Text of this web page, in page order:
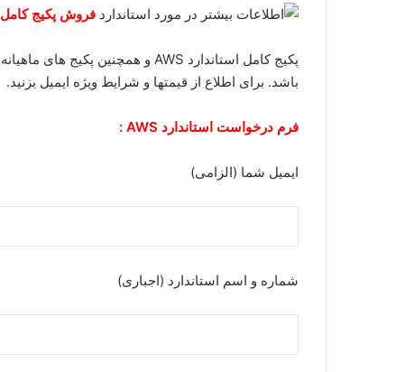
فروش پکیج کامل
باشد. برای اطلاع از قیمتها و شرایط ویژه ایمیل بزنید.
فرم درخواست استاندارد AWS :
ایمیل شما (الزامی)
شماره و اسم استاندارد (اجباری)